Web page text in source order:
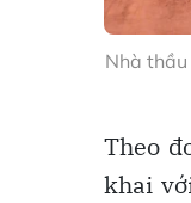
Nhà
Theo
khai